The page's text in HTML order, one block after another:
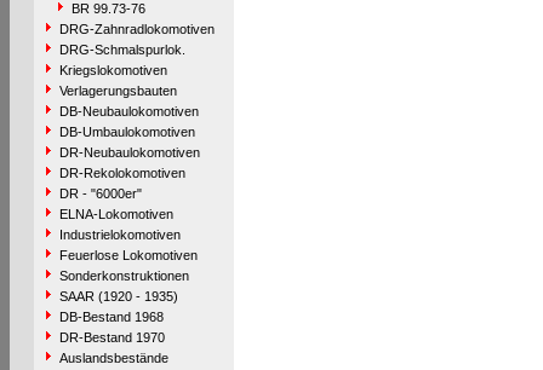
BR 99.73-76
DRG-Zahnradlokomotiven
DRG-Schmalspurlok.
Kriegslokomotiven
Verlagerungsbauten
DB-Neubaulokomotiven
DB-Umbaulokomotiven
DR-Neubaulokomotiven
DR-Rekolokomotiven
DR - "6000er"
ELNA-Lokomotiven
Industrielokomotiven
Feuerlose Lokomotiven
Sonderkonstruktionen
SAAR (1920 - 1935)
DB-Bestand 1968
DR-Bestand 1970
Auslandsbestände